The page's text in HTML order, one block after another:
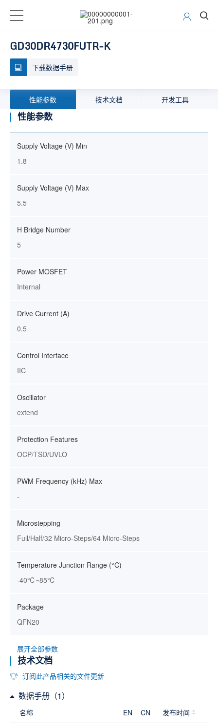
GD30DR4730FUTR-K
下载数据手册
性能参数 技术文档 开发工具
性能参数
Supply Voltage (V) Min
1.8
Supply Voltage (V) Max
5.5
H Bridge Number
5
Power MOSFET
Internal
Drive Current (A)
0.5
Control Interface
IIC
Oscillator
extend
Protection Features
OCP/TSD/UVLO
PWM Frequency (kHz) Max
-
Microstepping
Full/Half/32 Micro-Steps/64 Micro-Steps
Temperature Junction Range (°C)
-40℃~85℃
Package
QFN20
展开全部参数
技术文档
订阅此产品相关的文件更新
数据手册（1）
名称 EN CN 发布时间